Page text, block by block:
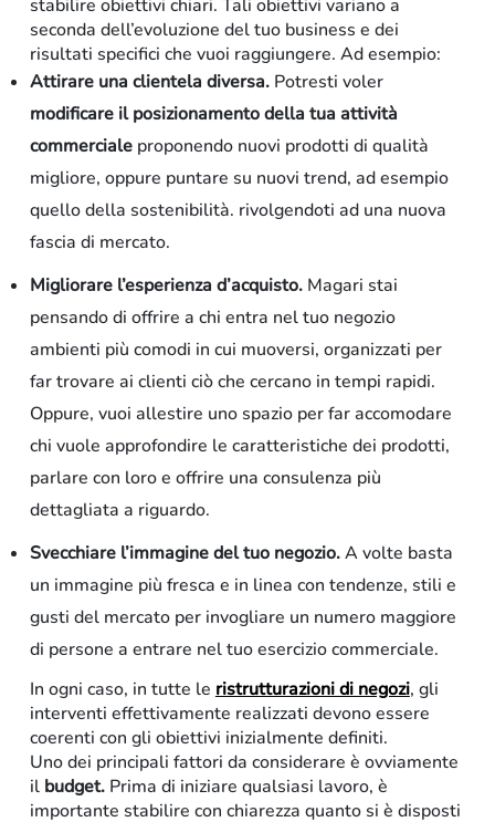
Residenziale
stabilire obiettivi chiari. Tali obiettivi variano a
seconda dell’evoluzione del tuo business e dei
risultati specifici che vuoi raggiungere. Ad esempio:
Attirare una clientela diversa.Potresti voler
modificare il posizionamento della tua attività
commerciale proponendo nuovi prodotti di qualità
migliore, oppure puntare su nuovi trend, ad esempio
quello della sostenibilità. rivolgendoti ad una nuova
fascia di mercato.
Migliorare l’esperienza d’acquisto. Magari stai
pensando di offrire a chi entra nel tuo negozio
ambienti più comodi in cui muoversi, organizzati per
far trovare ai clienti ciò che cercano in tempi rapidi.
Oppure, vuoi allestire uno spazio per far accomodare
chi vuole approfondire le caratteristiche dei prodotti,
parlare con loro e offrire una consulenza più
dettagliata a riguardo.
Svecchiare l’immagine del tuo negozio.A volte basta
un immagine più fresca e in linea con tendenze, stili e
gusti del mercato per invogliare un numero maggiore
di persone a entrare nel tuo esercizio commerciale.
In ogni caso, in tutte le ristrutturazioni di negozi, gli
interventi effettivamente realizzati devono essere
coerenti con gli obiettivi inizialmente definiti.
Uno dei principali fattori da considerare è ovviamente
ilbudget.Prima di iniziare qualsiasi lavoro, è
importante stabilire con chiarezza quanto si è disposti